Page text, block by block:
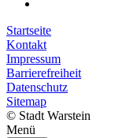
Startseite
Kontakt
Impressum
Barrierefreiheit
Datenschutz
Sitemap
© Stadt Warstein
Menü